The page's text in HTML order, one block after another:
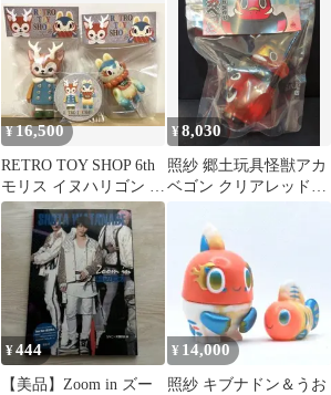
¥16,500
RETRO TOY SHOP 6th
モリス イヌハリゴン ひ
なたかほり 照紗
¥8,030
照紗 郷土玩具怪獣アカ
ベゴン クリアレッド成
¥444
【美品】Zoom in ズー
¥ 14,000
照紗 キブナドン＆うお